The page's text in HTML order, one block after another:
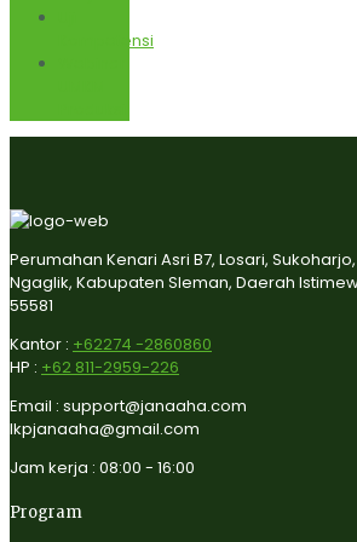
Kompetensi
Perumahan Kenari Asri B7, Losari, Sukoharjo,
Ngaglik, Kabupaten Sleman, Daerah
55581
Kantor : +62274 -2860860
HP : +62 811-2959-226
Email : support@janaaha.com
lkpjanaaha@gmail.com
Jam kerja : 08:00 - 16:00
Program